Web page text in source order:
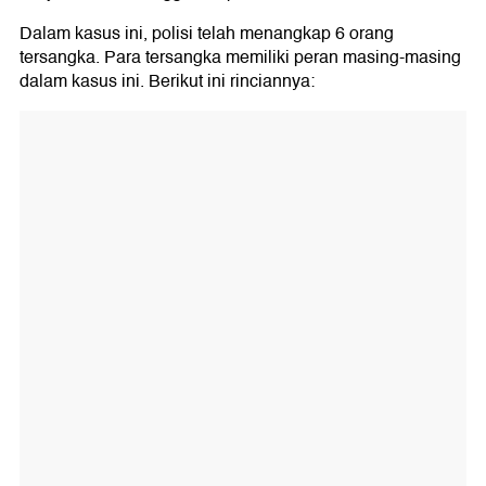
Dalam kasus ini, polisi telah menangkap 6 orang
tersangka. Para tersangka memiliki peran masing-masing
dalam kasus ini. Berikut ini rinciannya: